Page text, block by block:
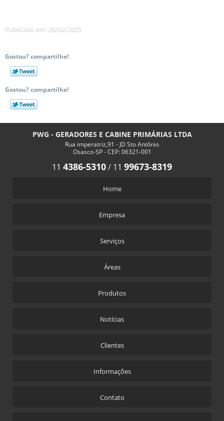
Publicado em: 26/02/2025
Gostou? compartilhe!
Gostou? compartilhe!
PWG - GERADORES E CABINE PRIMÁRIAS LTDA
Rua imperatriz,91 - JD Sto Antônio
Osasco-SP - CEP: 06321-001
11 4386-5310/ 11 99673-8319
Home
Empresa
Serviços
Áreas
Produtos
Notícias
Clientes
Informações
Contato